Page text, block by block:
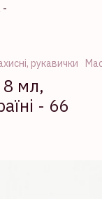
рукавички
8 мл,
- 66